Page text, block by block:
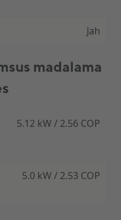
Jah
madalama
5.12 kW / 2.56 COP
5.0 kW / 2.53 COP